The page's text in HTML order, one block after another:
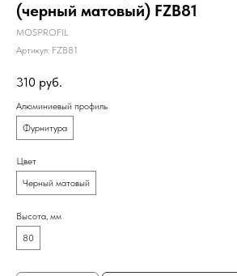
(черный матовый) FZB81
MOSPROFIL
Артикул: FZB81
310 руб.
Алюминиевый профиль
Фурнитура
Цвет
Черный матовый
Высота, мм
80